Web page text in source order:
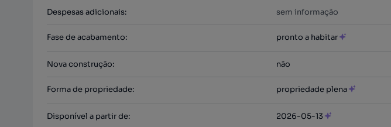
Despesas adicionais: sem informação
Fase de acabamento: pronto a habitar
Nova construção: não
Forma de propriedade: propriedade plena
Disponível a partir de: 2026-05-13